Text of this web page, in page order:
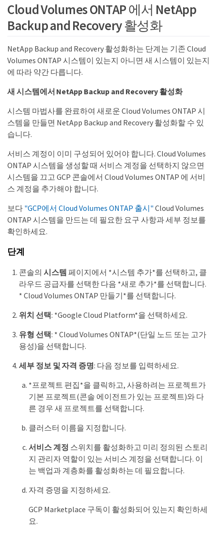
Cloud Volumes ONTAP 에서 NetApp
Backup and Recovery 활성화
NetApp Backup and Recovery 활성화하는 단계는 기존 Cloud
Volumes ONTAP 시스템이 있는지 아니면 새 시스템이 있는지
에 따라 약간 다릅니다.
새 시스템에서 NetApp Backup and Recovery 활성화
시스템 마법사를 완료하여 새로운 Cloud Volumes ONTAP 시
스템을 만들면 NetApp Backup and Recovery 활성화할 수 있
습니다.
서비스 계정이 이미 구성되어 있어야 합니다. Cloud Volumes
ONTAP 시스템을 생성할 때 서비스 계정을 선택하지 않으면
시스템을 끄고 GCP 콘솔에서 Cloud Volumes ONTAP 에 서비
스 계정을 추가해야 합니다.
보다 "GCP에서 Cloud Volumes ONTAP 출시" Cloud Volumes
ONTAP 시스템을 만드는 데 필요한 요구 사항과 세부 정보를
확인하세요.
단계
콘솔의 시스템 페이지에서 *시스템 추가*를 선택하고, 클
라우드 공급자를 선택한 다음 *새로 추가*를 선택합니다.
* Cloud Volumes ONTAP 만들기*를 선택합니다.
위치 선택: *Google Cloud Platform*을 선택하세요.
유형 선택: * Cloud Volumes ONTAP*(단일 노드 또는 고가
용성)을 선택합니다.
세부 정보 및 자격 증명: 다음 정보를 입력하세요.
*프로젝트 편집*을 클릭하고, 사용하려는 프로젝트가
기본 프로젝트(콘솔 에이전트가 있는 프로젝트)와 다
른 경우 새 프로젝트를 선택합니다.
클러스터 이름을 지정합니다.
서비스 계정 스위치를 활성화하고 미리 정의된 스토리
지 관리자 역할이 있는 서비스 계정을 선택합니다. 이
는 백업과 계층화를 활성화하는 데 필요합니다.
자격 증명을 지정하세요.
GCP Marketplace 구독이 활성화되어 있는지 확인하세
요.